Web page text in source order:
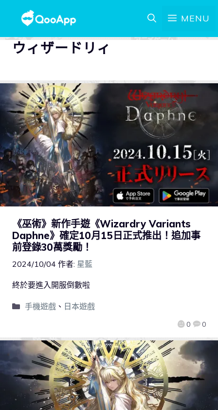
MENU
ウィザードリィ
《巫術》新作手遊《Wizardry Variants
Daphne》確定10月15日正式推出！追加事
前登錄30萬獎勵！
2024/10/04 作者: 星藍
0 0
終於要進入開服倒數啦
手機遊戲、 日本遊戲